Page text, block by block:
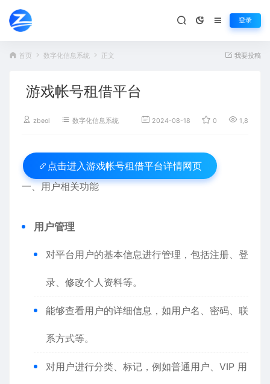
登录
首页 数字化信息系统 正文 我要投稿
游戏帐号租借平台
zbeol 数字化信息系统 2024-08-18 0 1,840
点击进入 游戏帐号租借平台详情网页
一、用户相关功能
用户管理
对平台用户的基本信息进行管理，包括注册、登
录、修改个人资料等。
能够查看用户的详细信息，如用户名、密码、联
系方式等。
对用户进行分类、标记，例如普通用户、VIP 用